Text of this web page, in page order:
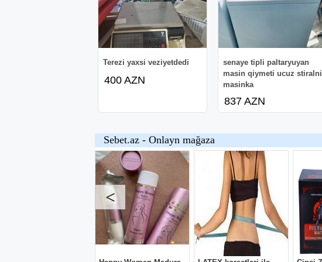
#yuyucu #iknici el boyuk paltaryuyan
Terezi yaxsi veziyetdedi
400 AZN
senaye tipli paltaryuyan
masin qiymeti ucuz stiralni
masinka
837 AZN